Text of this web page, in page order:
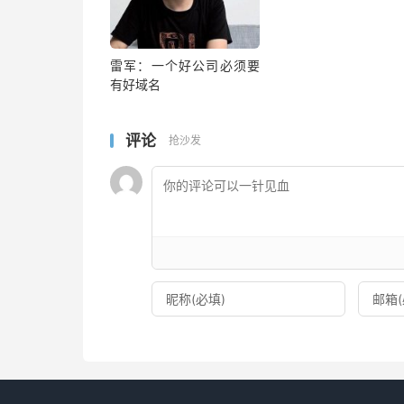
雷军：一个好公司必须要
有好域名
评论 抢沙发